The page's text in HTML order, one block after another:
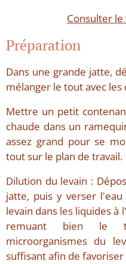
Consulter
Préparation
Dans une grande jatte,
mélanger le tout avec
Mettre un petit
chaude dans un
assez grand pour se
tout sur le plan de travail.
Dilution du levain :
jatte, puis y verser
levain dans les liquides à
remuant bien le
microorganismes du
suffisant afin de